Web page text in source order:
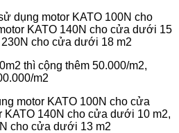
dụng motor KATO 100N cho
KATO 140N cho cửa dưới 15
cho cửa dưới 18 m2
thì cộng thêm 50.000/m2,
m2
KATO 100N cho cửa
140N cho cửa dưới 10 m2,
cho cửa dưới 13 m2